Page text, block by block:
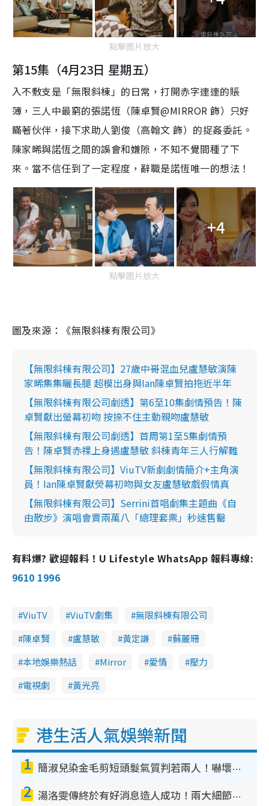
點擊圖片放大
第15集（4月23日 星期五）
入不敷支是「無限斜棟」的日常，打開赤字連連的賬
簿，三人中最窮的張諾恆（陳卓賢@MIRROR 飾）只好
瞞著伙伴，接下求助人劉俊（高翰文 飾）的捉姦委託。
陳家晞與諾恆之間的誤會和嫌隙，不知不覺間種了下
來。當不信任到了一定程度，辭職是諾恆唯一的想法！
+4
點擊圖片放大
圖及來源：《無限斜棟有限公司》
【無限斜棟有限公司】27歲中哥混血兒盧慧敏演陳
家晞集集曬長腿 超模出身與Ian陳卓賢拍拖近半年
【無限斜棟有限公司劇透】第6至10集劇情預告！陳
卓賢獻出螢幕初吻 按捺不住主動親吻盧慧敏
【無限斜棟有限公司劇透】首周第1至5集劇情預
告！陳卓賢赤祼上身遇盧慧敏 斜棟青年三人行解難
【無限斜棟有限公司】ViuTV新劇劇情簡介+主角演
員！Ian陳卓賢獻熒幕初吻與女友盧慧敏戲假情真
【無限斜棟有限公司】Serrini首唱劇集主題曲《自
由散步》演唱會賣兩萬八「總理套票」秒速售罊
有料爆? 歡迎報料！U Lifestyle WhatsApp 報料專線:
9610 1996
ViuTV ViuTV劇集
無限斜棟有限公司
陳卓賢
盧慧敏 黃定謙
蘇麗珊
本地娛樂熱話
Mirror 愛情
壓力
電視劇
黃光亮
港生活人氣娛樂新聞
1 簡淑兒染金毛剪短頭髮氣質判若兩人！嚇壞老公麥大力都認唔出：「你做咩事？」
2 湯洛雯傳終於有好消息造人成功！兩大細節曝孕味極濃惹猜測：大肚婆先會咁！